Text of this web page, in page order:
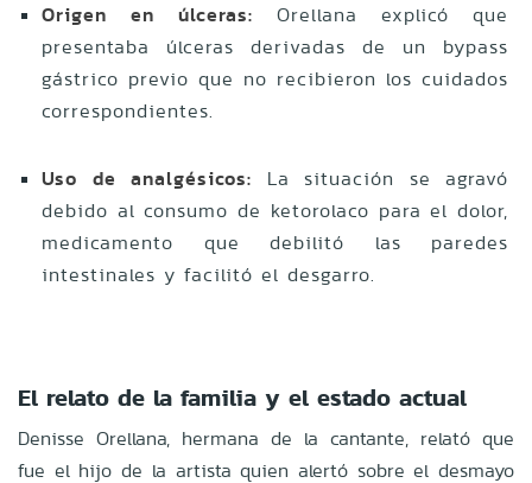
Origen en úlceras: Orellana explicó que
presentaba úlceras derivadas de un bypass
gástrico previo que no recibieron los cuidados
correspondientes.
Uso de analgésicos: La situación se agravó
debido al consumo de ketorolaco para el dolor,
medicamento que debilitó las paredes
intestinales y facilitó el desgarro.
El relato de la familia y el estado actual
Denisse Orellana, hermana de la cantante, relató que
fue el hijo de la artista quien alertó sobre el desmayo